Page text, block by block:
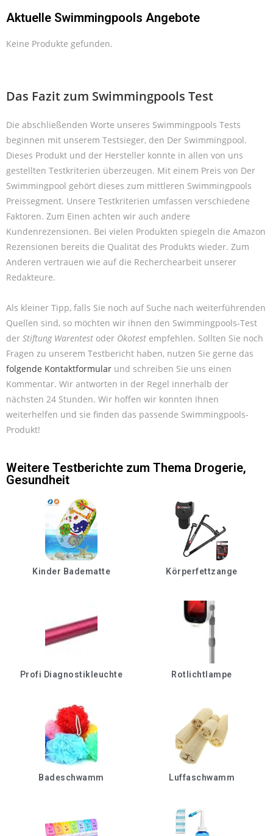
Aktuelle Swimmingpools Angebote
Keine Produkte gefunden.
Das Fazit zum Swimmingpools Test
Die abschließenden Worte unseres Swimmingpools Tests
beginnen mit unserem Testsieger, den Der Swimmingpool.
Dieses Produkt und der Hersteller konnte in allen von uns
gestellten Testkriterien überzeugen. Mit einem Preis von Der
Swimmingpool gehört dieses zum mittleren Swimmingpools
Preissegment. Unsere Testkriterien umfassen verschiedene
Faktoren. Zum Einen achten wir auch andere
Kundenrezensionen. Bei vielen Produkten spiegeln die Amazon
Rezensionen bereits die Qualität des Produkts wieder. Zum
Anderen vertrauen wie auf die Recherchearbeit unserer
Redakteure.
Als kleiner Tipp, falls Sie noch auf Suche nach weiterführenden
Quellen sind, so möchten wir ihnen den Swimmingpools-Test
der Stiftung Warentest oder Ökotest empfehlen. Sollten Sie noch
Fragen zu unserem Testbericht haben, nutzen Sie gerne das
folgende Kontaktformular und schreiben Sie uns einen
Kommentar. Wir antworten in der Regel innerhalb der
nächsten 24 Stunden. Wir hoffen wir konnten Ihnen
weiterhelfen und sie finden das passende Swimmingpools-
Produkt!
Weitere Testberichte zum Thema Drogerie,
Gesundheit
Kinder Badematte Körperfettzange
Profi Diagnostikleuchte Rotlichtlampe
Badeschwamm Luffaschwamm